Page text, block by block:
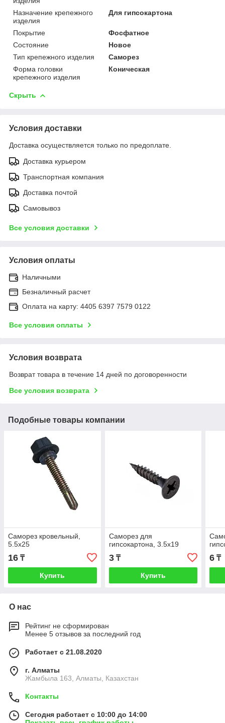
Назначение крепежного
изделия
Для гипсокартона
Покрытие
Фосфатное
Состояние
Новое
Тип крепежного изделия
Саморез
Форма головки
крепежного изделия
Коническая
Скрыть
Условия доставки
Доставка осуществляется только по предоплате.
Доставка курьером
Транспортная компания
Доставка почтой
Самовывоз
Все условия доставки
Условия оплаты
Наличными
Безналичный расчет
Оплата на карту: 4405 6397 7579 0122
Все условия оплаты
Условия возврата
Возврат товара в течение 14 дней по договоренности
Все условия возврата
Подобные товары компании
Саморез кровельный,
5.5х25
16 ₸
Купить
Саморез для
гипсокартона, 3.5х19
3₸
Купить
6 ₸
О нас
Рейтинг не сформирован
Менее 5 отзывов за последний год
Работает с 21.08.2020
г. Алматы
Жамбыла 163, Алматы, Казахстан
Контакты
Сегодня работает с 10:00 до 14:00